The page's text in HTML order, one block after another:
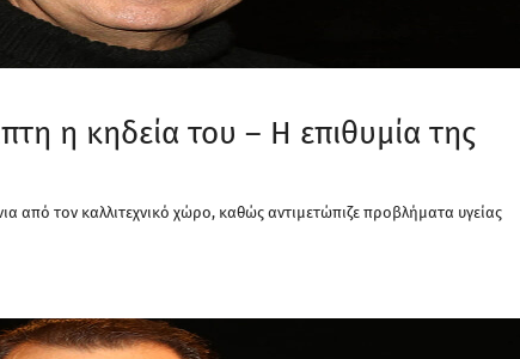
η κηδεία του – Η επιθυμία της
από τον καλλιτεχνικό χώρο, καθώς αντιμετώπιζε προβλήματα υγείας